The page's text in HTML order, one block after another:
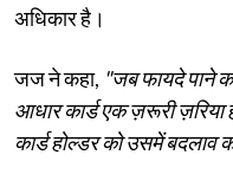
अधिकार है।
जज ने कहा, "जब फायदे पाने
आधार कार्ड एक ज़रूरी ज़रिया
कार्ड होल्डर को उसमें बदलाव